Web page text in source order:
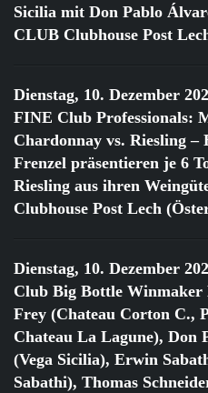
Sicilia mit Don Pablo
CLUB Clubhouse Post
Dienstag, 10. Dezember
FINE Club Professionals:
Chardonnay vs. Riesling
Frenzel präsentieren je 6
Riesling aus ihren
Clubhouse Post Lech
Dienstag, 10. Dezember
Club Big Bottle
Frey (Chateau Corton C.,
Chateau La Lagune), Don
(Vega Sicilia), Erwin
Sabathi), Thomas